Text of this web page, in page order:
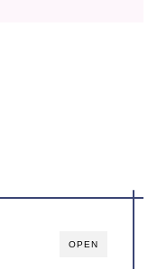
OPEN